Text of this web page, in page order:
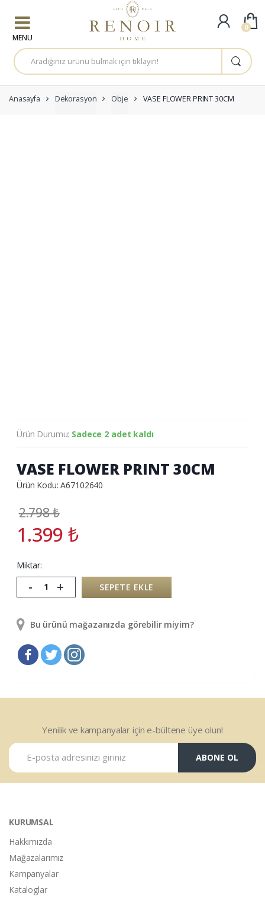
A
r
a
a
:
Anasayfa Dekorasyon Obje VASE FLOWER PRINT 30CM
Ürün Durumu: Sadece 2 adet kaldı
VASE FLOWER PRINT 30CM
Ürün Kodu: A67102640
2.798₺
1.399₺
Miktar:
- + SEPETE EKLE
Bu ürünü mağazanızda görebilir miyim?
Yenilik ve kampanyalar için e-bültene üye olun!
ABONE OL
KURUMSAL
Hakkımızda
Mağazalarımız
Kampanyalar
Kataloglar
0